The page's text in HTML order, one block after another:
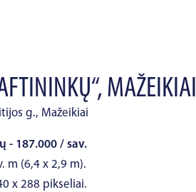
MAŽEIKIAI
g., Mažeikiai
- 187.000 / sav.
m (6,4 x 2,9 m).
x 288 pikseliai.